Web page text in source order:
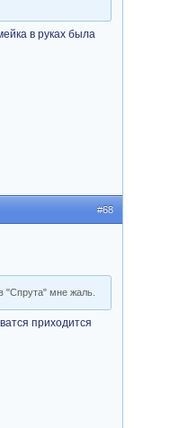
в руках была
#68
"Спрута" мне жаль.
приходится